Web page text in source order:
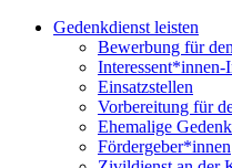
Gedenkdienst leisten
Bewerbung für
Interessent*innen-
Einsatzstellen
Vorbereitung für
Ehemalige
Fördergeber*innen